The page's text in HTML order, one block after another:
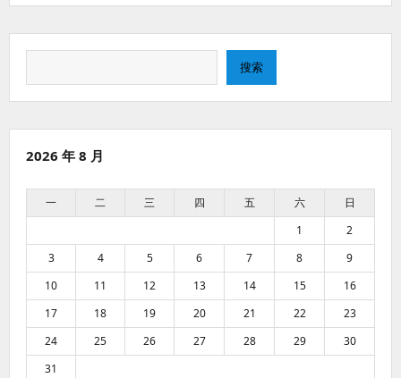
搜索
2026 年 8 月
一 二 三 四 五 六
日
1
2
3
4 5 6 7 8
9
10
11 12 13 14 15
16
17
18 19 20 21 22
23
24
25 26 27 28 29
30
31